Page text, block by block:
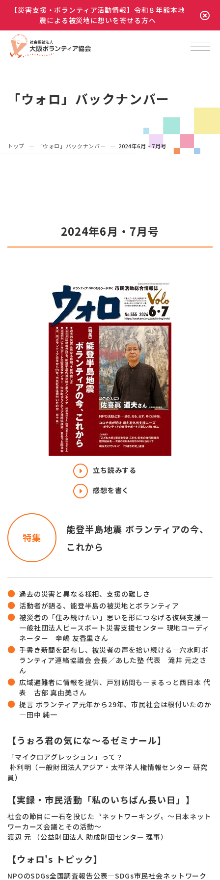
【災害支援・ボランティア活動情報】令和８年熊本地
震による被災地に想いを寄せる方へ
「ウォロ」バックナンバー
トップ 「ウォロ」バックナンバー 2024年6月・7月号
2024年6月・7月号
立ち読みする
感想を書く
特集
能登半島地震 ボランティアの今、
これから
過去の災害と異なる様相、支援の難しさ
活動者が語る、能登半島の被災地とボランティア
被災者の「住み続けたい」思いを形につなげる復興支援―
一般社団法人ピースボート災害支援センター 現地コーディ
ネーター 辛嶋 友香里さん
手書き新聞を配布し、被災者の声を拾い続ける―穴水町ボ
ランティア連絡協議会 会長／あした塾 代表 滝井 元之さ
ん
広域避難者に情報を提供、戸別訪問も―まるっと西日本 代
表 古部 真由美さん
提言 ボランティア元年から29年、市民社会は根付いたのか
―田中 純一
【うぉろ君の気にな～るゼミナール】
「マイクロアグレッション」って？
朴利明（一般財団法人アジア・太平洋人権情報センター 研究
員）
【実録・市民活動「私のいちばん長い日」】
社会の節目に一石を投じた〝ネットワーキング〟～日本ネット
ワーカーズ会議とその活動～
渡辺 元 （公益財団法人 助成財団センター 理事）
【ウォロ's トピック】
NPOのSDGs全国調査報告公表―SDGs市民社会ネットワーク